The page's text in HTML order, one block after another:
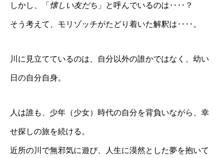
しかし、「 懐しい友だち 」と呼んでいるのは‥‥？
そう考えて、モリゾッチがたどり着いた解釈は‥‥。
川に見立てているのは、自分以外の誰かではなく、幼い
日の自分自身。
人は誰も、少年（少女）時代の自分を背負いながら、幸
せ探しの旅を続ける。
近所の川で無邪気に遊び、人生に漠然とした夢を抱いて